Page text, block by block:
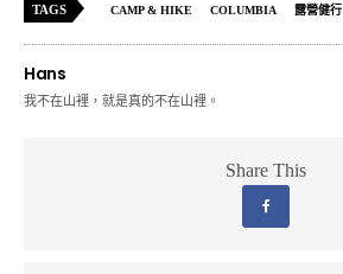
TAGS CAMP & HIKE COLUMBIA 露營健行
Hans
我不在山裡，就是真的不在山裡。
Share This